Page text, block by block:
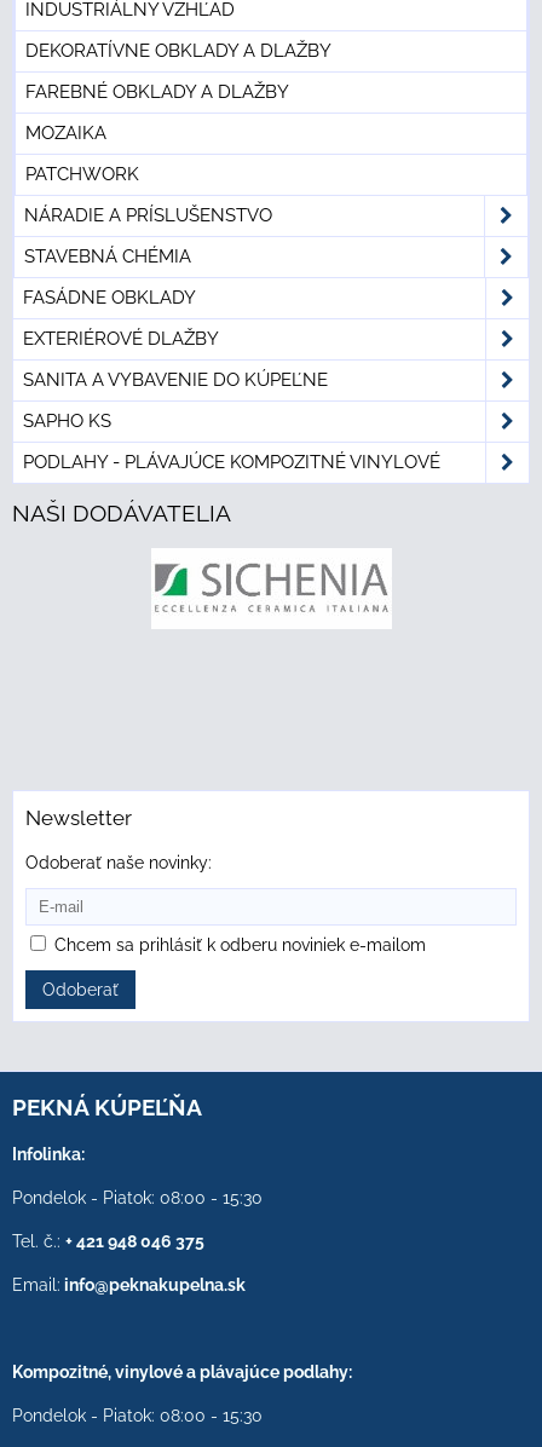
INDUSTRIÁLNY VZHĽAD
DEKORATÍVNE OBKLADY A DLAŽBY
FAREBNÉ OBKLADY A DLAŽBY
MOZAIKA
PATCHWORK
NÁRADIE A PRÍSLUŠENSTVO
STAVEBNÁ CHÉMIA
FASÁDNE OBKLADY
EXTERIÉROVÉ DLAŽBY
SANITA A VYBAVENIE DO KÚPEĽNE
SAPHO KS
PODLAHY - PLÁVAJÚCE KOMPOZITNÉ VINYLOVÉ
NAŠI DODÁVATELIA
Newsletter
Odoberať naše novinky:
Chcem sa prihlásiť k odberu noviniek e-mailom
Odoberať
PEKNÁ KÚPEĽŇA
Infolinka:
Pondelok - Piatok: 08:00 - 15:30
Tel. č.: + 421 948 046 375
Email: info@peknakupelna.sk
Kompozitné, vinylové a plávajúce podlahy:
Pondelok - Piatok: 08:00 - 15:30